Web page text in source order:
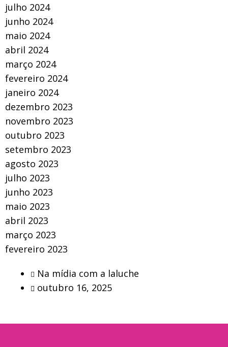
julho 2024
junho 2024
maio 2024
abril 2024
março 2024
fevereiro 2024
janeiro 2024
dezembro 2023
novembro 2023
outubro 2023
setembro 2023
agosto 2023
julho 2023
junho 2023
maio 2023
abril 2023
março 2023
fevereiro 2023
Na mídia com a laluche
outubro 16, 2025